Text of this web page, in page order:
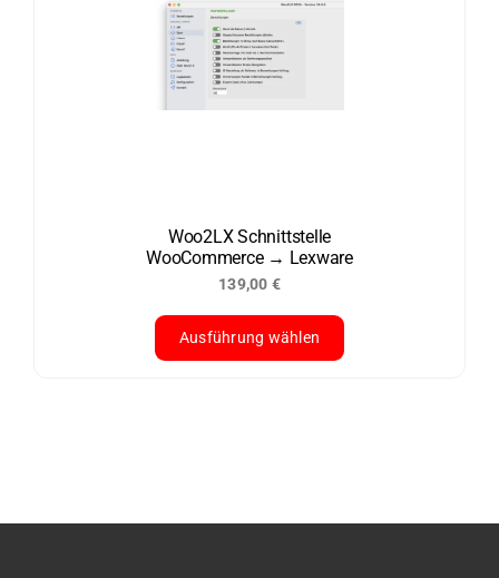
Woo2LX Schnittstelle
WooCommerce → Lexware
139,00 €
Ausführung wählen
auf.